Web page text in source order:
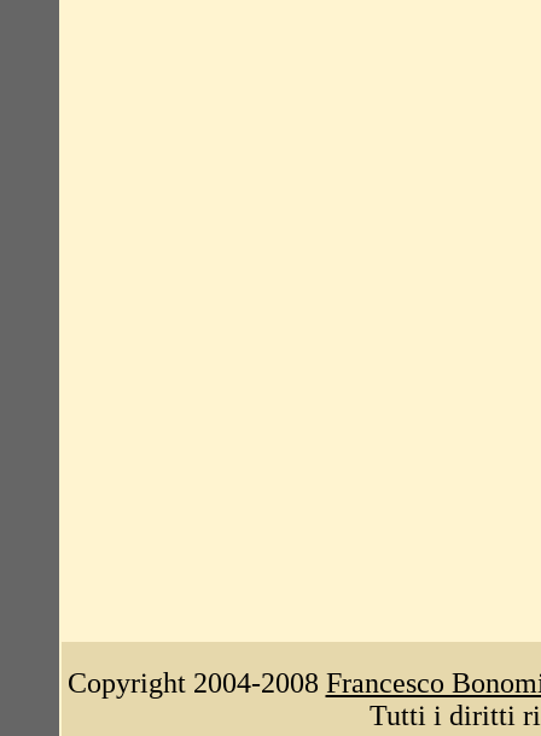
Copyright 2004-2008 Francesco
Tutti i diritti